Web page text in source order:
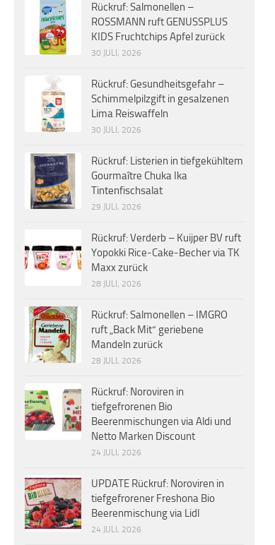
Rückruf: Salmonellen –
ROSSMANN ruft GENUSSPLUS
KIDS Fruchtchips Apfel zurück
30 JULI, 2026
Rückruf: Gesundheitsgefahr –
Schimmelpilzgift in gesalzenen
Lima Reiswaffeln
30 JULI, 2026
Rückruf: Listerien in tiefgekühltem
Gourmaître Chuka Ika
Tintenfischsalat
29 JULI, 2026
Rückruf: Verderb – Kuijper BV ruft
Yopokki Rice-Cake-Becher via TK
Maxx zurück
28 JULI, 2026
Rückruf: Salmonellen – IMGRO
ruft „Back Mit“ geriebene
Mandeln zurück
28 JULI, 2026
Rückruf: Noroviren in
tiefgefrorenen Bio
Beerenmischungen via Aldi und
Netto Marken Discount
24 JULI, 2026
UPDATE Rückruf: Noroviren in
tiefgefrorener Freshona Bio
Beerenmischung via Lidl
24 JULI, 2026